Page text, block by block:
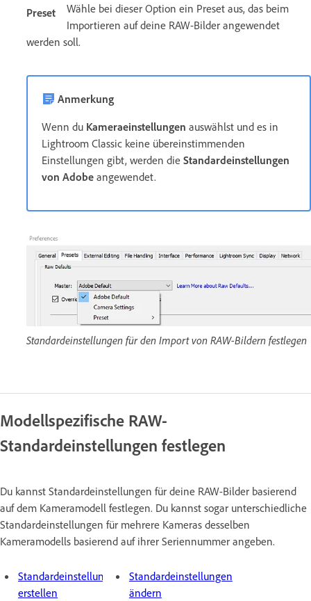
Preset
Wähle bei dieser Option ein Preset aus, das beim
Importieren auf deine RAW-Bilder angewendet
werden soll.
Anmerkung
Wenn du Kameraeinstellungen auswählst und es in
Lightroom Classic keine übereinstimmenden
Einstellungen gibt, werden die Standardeinstellungen
von Adobe angewendet.
Standardeinstellungen für den Import von RAW-Bildern festlegen
Modellspezifische RAW-
Standardeinstellungen festlegen
Du kannst Standardeinstellungen für deine RAW-Bilder basierend
auf dem Kameramodell festlegen. Du kannst sogar unterschiedliche
Standardeinstellungen für mehrere Kameras desselben
Kameramodells basierend auf ihrer Seriennummer angeben.
Standardeinstellungen
erstellen
Standardeinstellungen
ändern